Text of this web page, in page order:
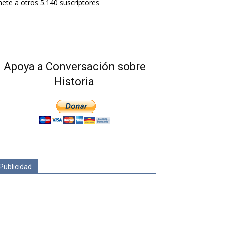
a otros 5.140 suscriptores
Apoya a Conversación sobre
Historia